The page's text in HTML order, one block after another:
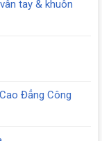
tay & khuôn
Đẳng Công